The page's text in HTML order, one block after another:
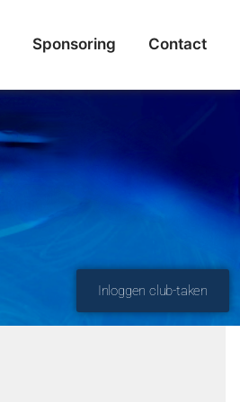
Sponsoring Contact
Inloggen club-taken